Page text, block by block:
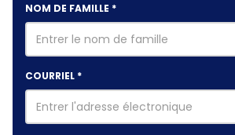
NOM DE FAMILLE *
COURRIEL *